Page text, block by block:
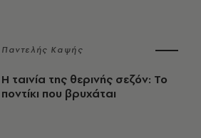
Παντελής Καψής
Η ταινία της θερινής σεζόν: Το
ποντίκι που βρυχάται